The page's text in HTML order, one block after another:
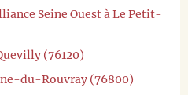
Seine Ouest à Le Petit-
(76120)
du-Rouvray (76800)